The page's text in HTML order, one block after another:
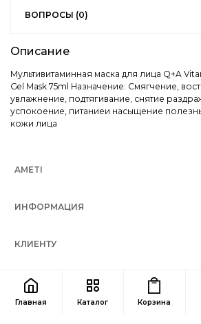
Главная Каталог Корзина
ВОПРОСЫ (0)
Описание
Мультивитаминная маска для лица Q+A
Gel Mask 75ml Назначение: Смягчение,
увлажнение, подтягивание, снятие
успокоение, питаниеи насыщение
кожи лица
AMETI
ИНФОРМАЦИЯ
КЛИЕНТУ
КОНТАКТЫ